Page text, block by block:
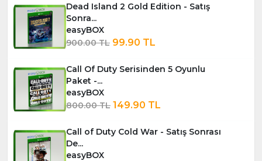
Dead Island 2 Gold Edition - Satış
Sonra...
easyBOX
900.00 TL 99.90 TL
Call Of Duty Serisinden 5 Oyunlu
Paket -...
easyBOX
800.00 TL 149.90 TL
Call of Duty Cold War - Satış Sonrası
De...
easyBOX